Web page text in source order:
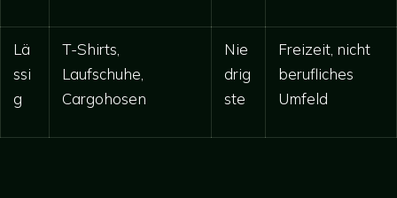
Lä
ssi
g
T-Shirts,
Laufschuhe,
Cargohosen
Nie
drig
ste
Freizeit, nicht
berufliches
Umfeld